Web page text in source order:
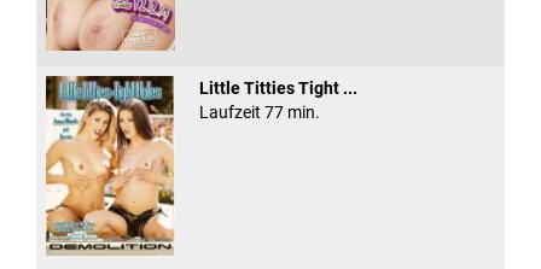
Little Titties Tight ...
Laufzeit 77 min.